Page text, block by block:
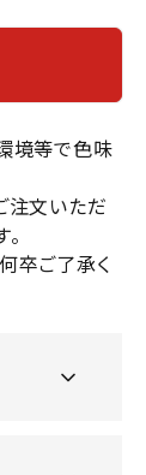
境等で色味
注文いただ
卒ご了承く